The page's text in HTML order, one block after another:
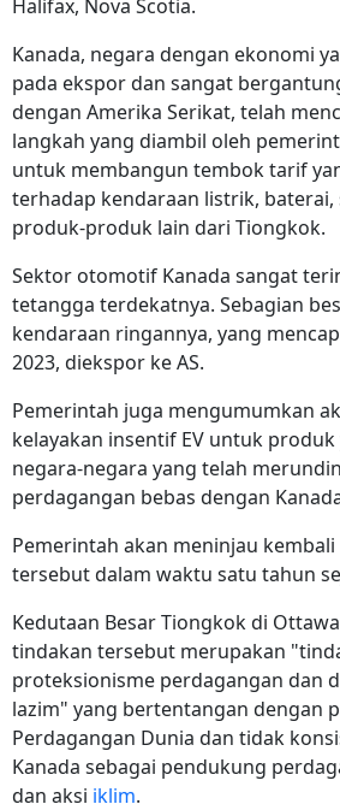
Halifax, Nova Scotia.
Kanada, negara dengan ekonomi
pada ekspor dan sangat
dengan Amerika Serikat, telah
langkah yang diambil oleh
untuk membangun tembok tarif
terhadap kendaraan listrik, baterai,
produk-produk lain dari Tiongkok.
Sektor otomotif Kanada sangat
tetangga terdekatnya. Sebagian
kendaraan ringannya, yang
2023, diekspor ke AS.
Pemerintah juga mengumumkan
kelayakan insentif EV untuk
negara-negara yang telah
perdagangan bebas dengan
Pemerintah akan meninjau
tersebut dalam waktu satu tahun
Kedutaan Besar Tiongkok di
tindakan tersebut merupakan
proteksionisme perdagangan dan
lazim" yang bertentangan dengan
Perdagangan Dunia dan tidak
Kanada sebagai pendukung
dan aksi iklim.